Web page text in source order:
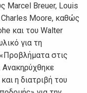
Marcel Breuer, Louis
Charles Moore, καθώς
και του Walter
για τη
στις
Ανακηρύχθηκε
η διατριβή του